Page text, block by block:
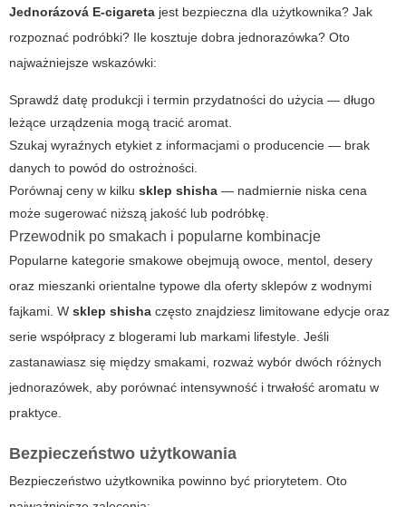
Jednorázová E-cigareta jest bezpieczna dla użytkownika? Jak
rozpoznać podróbki? Ile kosztuje dobra jednorazówka? Oto
najważniejsze wskazówki:
Sprawdź datę produkcji i termin przydatności do użycia — długo
leżące urządzenia mogą tracić aromat.
Szukaj wyraźnych etykiet z informacjami o producencie — brak
danych to powód do ostrożności.
Porównaj ceny w kilku sklep shisha — nadmiernie niska cena
może sugerować niższą jakość lub podróbkę.
Przewodnik po smakach i popularne kombinacje
Popularne kategorie smakowe obejmują owoce, mentol, desery
oraz mieszanki orientalne typowe dla oferty sklepów z wodnymi
fajkami. W sklep shisha często znajdziesz limitowane edycje oraz
serie współpracy z blogerami lub markami lifestyle. Jeśli
zastanawiasz się między smakami, rozważ wybór dwóch różnych
jednorazówek, aby porównać intensywność i trwałość aromatu w
praktyce.
Bezpieczeństwo użytkowania
Bezpieczeństwo użytkownika powinno być priorytetem. Oto